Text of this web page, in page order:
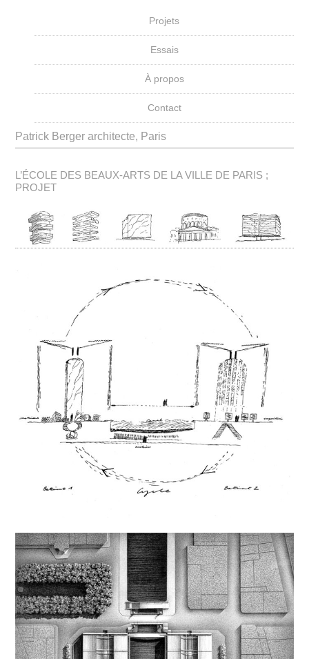
Projets
Essais
À propos
Contact
Patrick Berger architecte, Paris
L’ÉCOLE DES BEAUX-ARTS DE LA VILLE DE PARIS ;
PROJET